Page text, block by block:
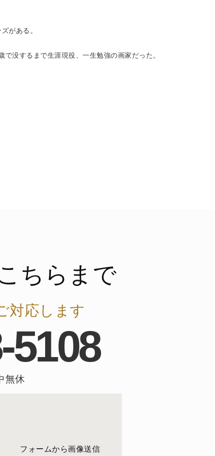
がある。
没するまで生涯現役、一生勉強の画家だった。
ちらまで
対応します
5108
無休
フォームから画像送信